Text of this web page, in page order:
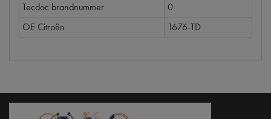
Tecdoc brandnummer
0
OE Citroën
1676-TD